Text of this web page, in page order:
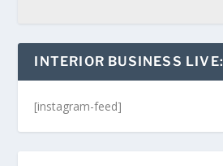
INTERIOR BUSINESS LIVE:
[instagram-feed]